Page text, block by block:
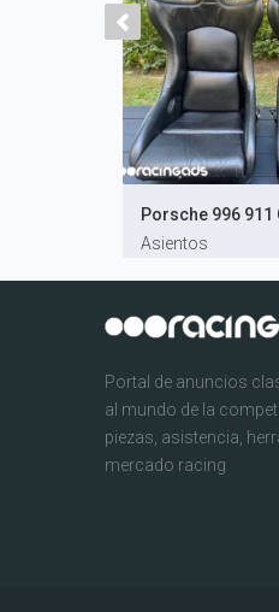
Porsche 996 911
Asientos
Portal de anuncios
al mundo de la
piezas, asistencia,
mercado racing